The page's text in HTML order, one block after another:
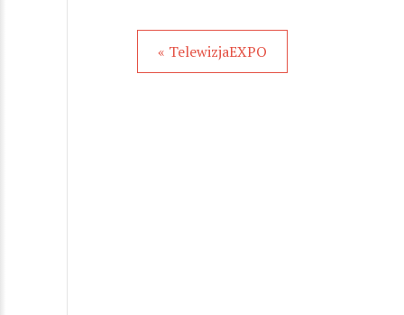
« TelewizjaEXPO